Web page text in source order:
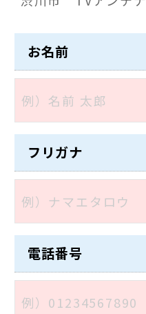
お名前
フリガナ
電話番号